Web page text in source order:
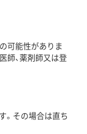
可能性がありま
師、薬剤師又は登
。その場合は直ち